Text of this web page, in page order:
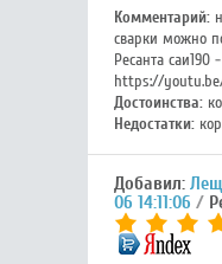
Комментарий:
сварки можно
Ресанта саи190 -
https://youtu.be/
Достоинства:
Недостатки:
Добавил:
06 14:11:06